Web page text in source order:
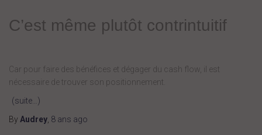
C’est même plutôt contrintuitif
Car pour faire des bénéfices et dégager du cash flow, il est
nécessaire de trouver son positionnement.
(suite…)
By Audrey, 8 ans ago